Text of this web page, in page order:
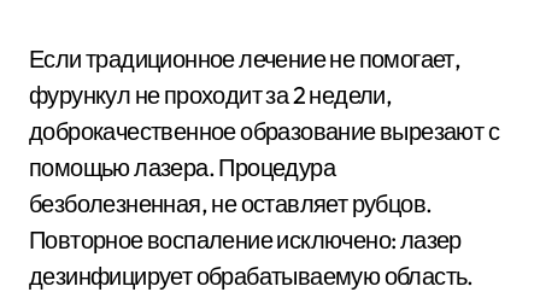
Если традиционное лечение не помогает,
фурункул не проходит за 2 недели,
доброкачественное образование вырезают с
помощью лазера. Процедура
безболезненная, не оставляет рубцов.
Повторное воспаление исключено: лазер
дезинфицирует обрабатываемую область.